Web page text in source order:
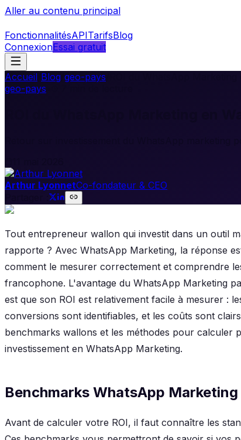
Aller au contenu principal
FonctionnalitésAPITarifsBlog
ConnexionEssai gratuit
Accueil Blog geo-pays
geo-pays
Retour sur investissement du WhatsApp
Arthur LyonnetCo-fondateur & CEO
Tout entrepreneur wallon qui investit dans un outil
rapporte ? Avec WhatsApp Marketing, la réponse
comment le mesurer correctement et comprendre
francophone. L'avantage du WhatsApp Marketing
est que son ROI est relativement facile à mesurer :
conversions sont identifiables, et les coûts sont
benchmarks wallons et les méthodes pour calculer
investissement en WhatsApp Marketing.
Benchmarks WhatsApp
Avant de calculer votre ROI, il faut connaître les